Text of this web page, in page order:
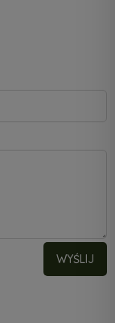
WYŚLIJ